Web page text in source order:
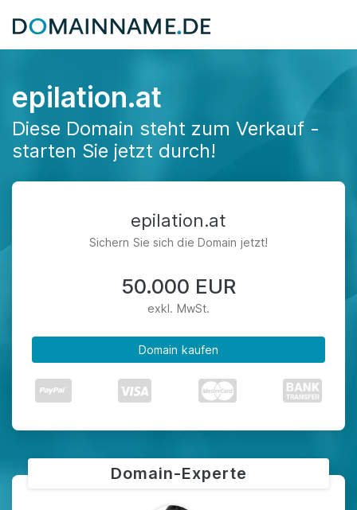
epilation.at
Diese Domain steht zum Verkauf -
starten Sie jetzt durch!
epilation.at
Sichern Sie sich die Domain jetzt!
50.000 EUR
exkl. MwSt.
Domain kaufen
Domain-Experte